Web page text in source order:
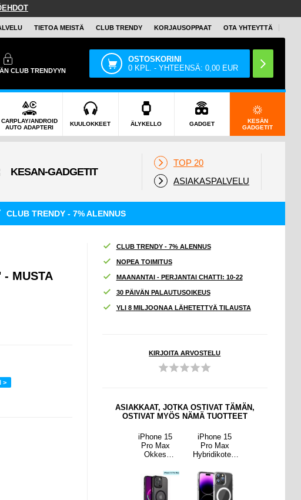
TIETOA MEISTÄ CLUB TRENDY KORJAUSOPPAAT OTA YHTEYTTÄ
CLUB TRENDYYN
OSTOSKORINI
0 KPL. - YHTEENSÄ:0,00 EUR
CARPLAY/ANDROID
AUTO ADAPTERI
KUULOKKEET ÄLYKELLO GADGET
KESÄN
GADGETIT
TOP 20
ASIAKASPALVELU
CLUB TRENDY - 7% ALENNUS
- MUSTA
>
CLUB TRENDY - 7% ALENNUS
NOPEA TOIMITUS
MAANANTAI - PERJANTAI CHATTI: 10-22
30 PÄIVÄN PALAUTUSOIKEUS
YLI 8 MILJOONAA LÄHETETTYÄ TILAUSTA
KIRJOITA ARVOSTELU
ASIAKKAAT, JOTKA OSTIVAT TÄMÄN,
OSTIVAT MYÖS NÄMÄ TUOTTEET
iPhone 15
Pro Max
Okkes
Hybridi
Suojakuori -
Musta
iPhone 15
Pro Max
Hybridikotelo
yhteensopiva
- Läpinäkyvä